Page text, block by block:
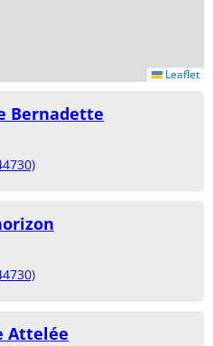
Leaflet
Bernadette
Attelée